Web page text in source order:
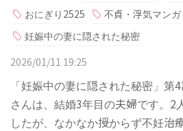
おにぎり2525
不貞・浮気マンガ
妊娠中の妻に隠された秘密
2026/01/11 19:25
「妊娠中の妻に隠された秘密」第
さんは、結婚3年目の夫婦です。2
したが、なかなか授からず不妊治